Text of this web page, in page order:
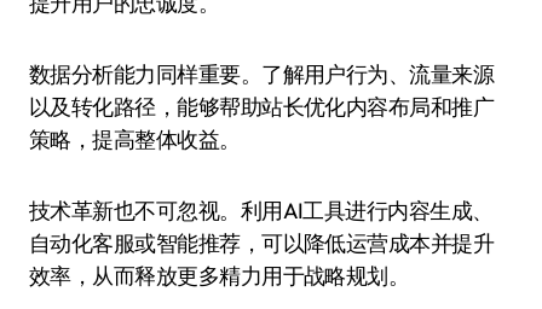
数据分析能力同样重要。了解用户行为、流量来源
以及转化路径，能够帮助站长优化内容布局和推广
策略，提高整体收益。
技术革新也不可忽视。利用AI工具进行内容生成、
自动化客服或智能推荐，可以降低运营成本并提升
效率，从而释放更多精力用于战略规划。